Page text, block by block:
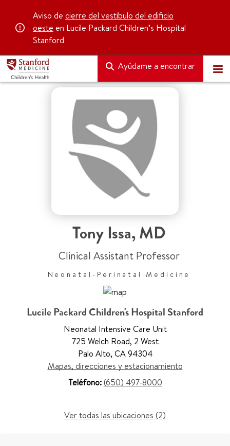
Aviso de cierre del vestíbulo del edificio
oeste en Lucile Packard Children’s Hospital
Stanford
Ayúdame a encontrar
Tony Issa,MD
Clinical Assistant Professor
Neonatal-Perinatal Medicine
Lucile Packard Children's Hospital Stanford
Neonatal Intensive Care Unit
725 Welch Road, 2 West
Palo Alto, CA 94304
Mapas, direcciones y estacionamiento
Teléfono:(650) 497-8000
Ver todas las ubicaciones (2)